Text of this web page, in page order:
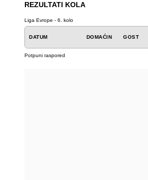
REZULTATI KOLA
Liga Evrope - 6. kolo
DATUM DOMAĆIN GOST
Potpuni raspored